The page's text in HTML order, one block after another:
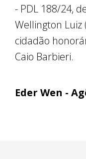
- PDL 188/24,
Wellington Luiz
cidadão
Caio Barbieri.
Eder Wen -